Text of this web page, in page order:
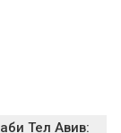
Тел Авив: